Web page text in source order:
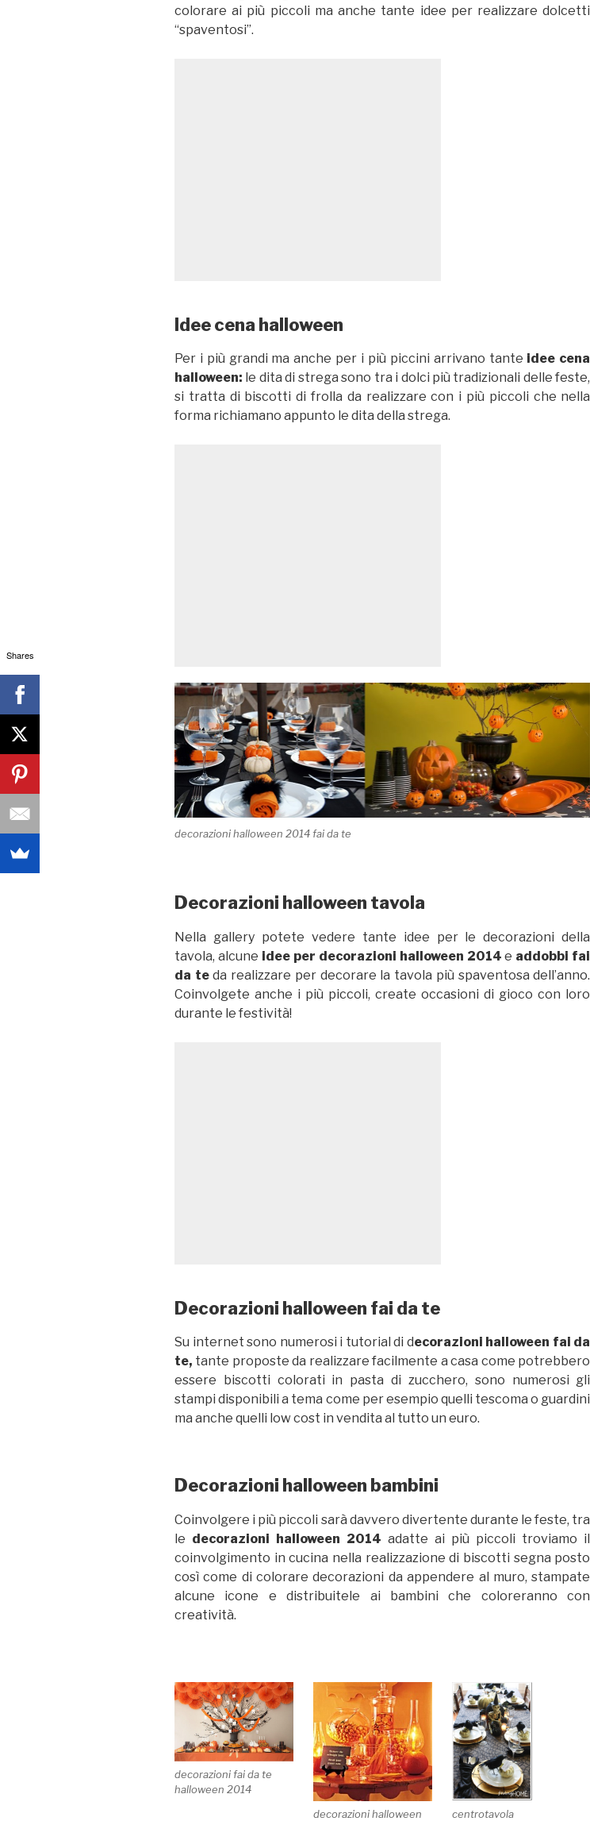
colorare ai più piccoli ma anche tante idee per realizzare dolcetti
“spaventosi”.
Idee cena halloween
Per i più grandi ma anche per i più piccini arrivano tante idee cena
halloween: le dita di strega sono tra i dolci più tradizionali delle feste,
si tratta di biscotti di frolla da realizzare con i più piccoli che nella
forma richiamano appunto le dita della strega.
decorazioni halloween 2014 fai da te
Decorazioni halloween tavola
Nella gallery potete vedere tante idee per le decorazioni della
tavola, alcune idee per decorazioni halloween 2014 e addobbi fai
da teda realizzare per decorare la tavola più spaventosa dell’anno.
Coinvolgete anche i più piccoli, create occasioni di gioco con loro
durante le festività!
Decorazioni halloween fai da te
Su internet sono numerosi i tutorial di decorazioni halloween fai da
te, tante proposte da realizzare facilmente a casa come potrebbero
essere biscotti colorati in pasta di zucchero, sono numerosi gli
stampi disponibili a tema come per esempio quelli tescoma o guardini
ma anche quelli low cost in vendita al tutto un euro.
Decorazioni halloween bambini
Coinvolgere i più piccoli sarà davvero divertente durante le feste, tra
le decorazioni halloween 2014 adatte ai più piccoli troviamo il
coinvolgimento in cucina nella realizzazione di biscotti segna posto
così come di colorare decorazioni da appendere al muro, stampate
alcune icone e distribuitele ai bambini che coloreranno con
creatività.
decorazioni fai da te
halloween 2014
decorazioni halloween
centrotavola
Shares